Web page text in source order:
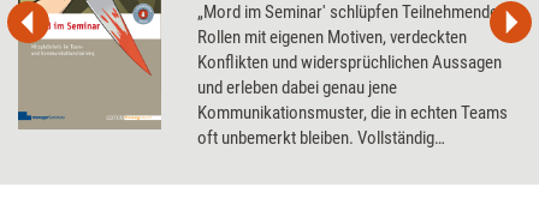
„Mord im Seminar' schlüpfen Teilnehmende in
Rollen mit eigenen Motiven, verdeckten
Konflikten und widersprüchlichen Aussagen
und erleben dabei genau jene
Kommunikationsmuster, die in echten Teams
oft unbemerkt bleiben. Vollständig
Grundlage – jeder der fünf Fälle passend zu